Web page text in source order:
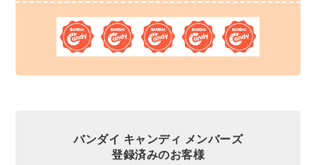
バンダイ キャンディ メンバーズ
登録済みのお客様